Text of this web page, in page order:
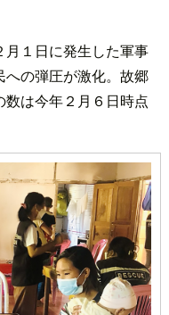
１日に発生した軍事
への弾圧が激化。故郷
は今年２月６日時点